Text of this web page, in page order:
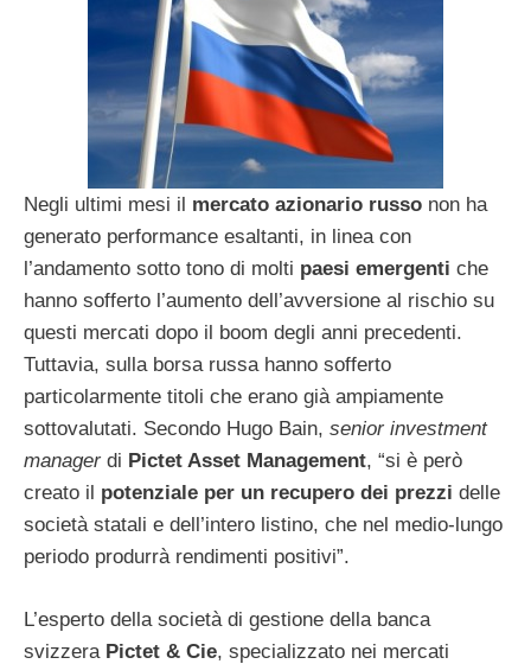
Negli ultimi mesi il mercato azionario russo non ha
generato performance esaltanti, in linea con
l’andamento sotto tono di molti paesi emergenti che
hanno sofferto l’aumento dell’avversione al rischio su
questi mercati dopo il boom degli anni precedenti.
Tuttavia, sulla borsa russa hanno sofferto
particolarmente titoli che erano già ampiamente
sottovalutati. Secondo Hugo Bain, senior investment
manager di Pictet Asset Management, “si è però
creato il potenziale per un recupero dei prezzi delle
società statali e dell’intero listino, che nel medio-lungo
periodo produrrà rendimenti positivi”.
L’esperto della società di gestione della banca
svizzera Pictet & Cie, specializzato nei mercati